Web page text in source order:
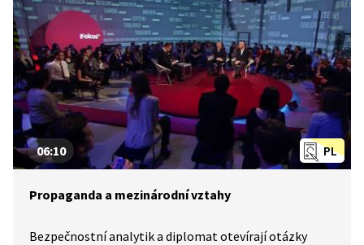
PL
06:10
Propaganda a mezinárodní vztahy
Bezpečnostní analytik a diplomat otevírají otázky